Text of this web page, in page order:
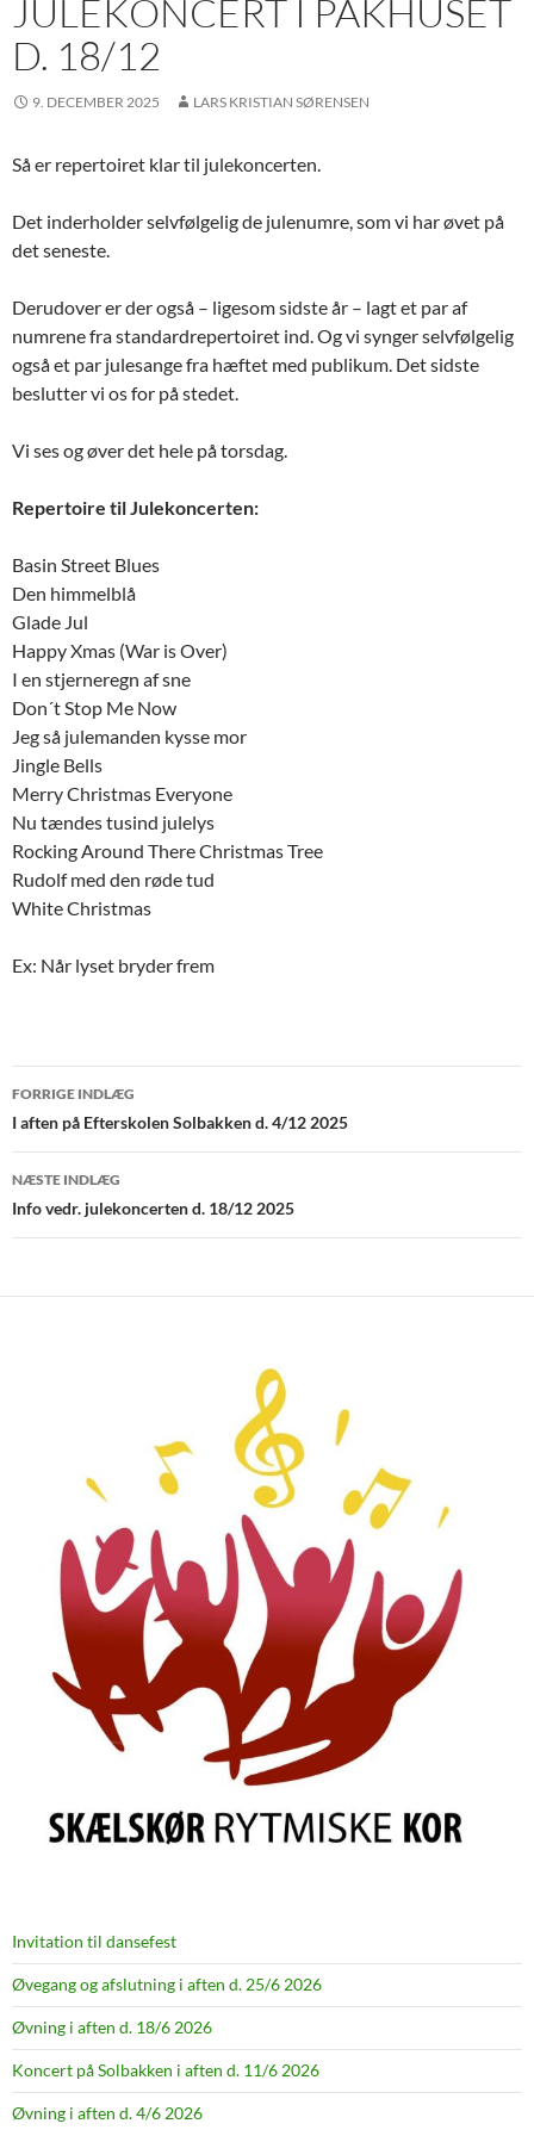
JULEKONCERT I PAKHUSET
D. 18/12
9. DECEMBER 2025 LARS KRISTIAN SØRENSEN
Så er repertoiret klar til julekoncerten.
Det inderholder selvfølgelig de julenumre, som vi har øvet på
det seneste.
Derudover er der også – ligesom sidste år – lagt et par af
numrene fra standardrepertoiret ind. Og vi synger selvfølgelig
også et par julesange fra hæftet med publikum. Det sidste
beslutter vi os for på stedet.
Vi ses og øver det hele på torsdag.
Repertoire til Julekoncerten:
Basin Street Blues
Den himmelblå
Glade Jul
Happy Xmas (War is Over)
I en stjerneregn af sne
Don´t Stop Me Now
Jeg så julemanden kysse mor
Jingle Bells
Merry Christmas Everyone
Nu tændes tusind julelys
Rocking Around There Christmas Tree
Rudolf med den røde tud
White Christmas
Ex: Når lyset bryder frem
Indlægsnavigation
FORRIGE INDLÆG
I aften på Efterskolen Solbakken d. 4/12 2025
NÆSTE INDLÆG
Info vedr. julekoncerten d. 18/12 2025
Invitation til dansefest
Øvegang og afslutning i aften d. 25/6 2026
Øvning i aften d. 18/6 2026
Koncert på Solbakken i aften d. 11/6 2026
Øvning i aften d. 4/6 2026